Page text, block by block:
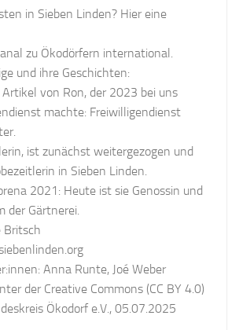
in Sieben Linden? Hier eine
zu Ökodörfern international.
und ihre Geschichten:
von Ron, der 2023 bei uns
machte: Freiwilligendienst
ist zunächst weitergezogen und
in Sieben Linden.
2021: Heute ist sie Genossin und
der Gärtnerei.
Britsch
Anna Runte, Joé Weber
der Creative Commons (CC BY 4.0)
Ökodorf e.V., 05.07.2025